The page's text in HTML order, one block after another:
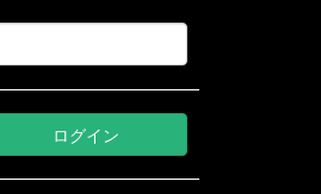
ログイン